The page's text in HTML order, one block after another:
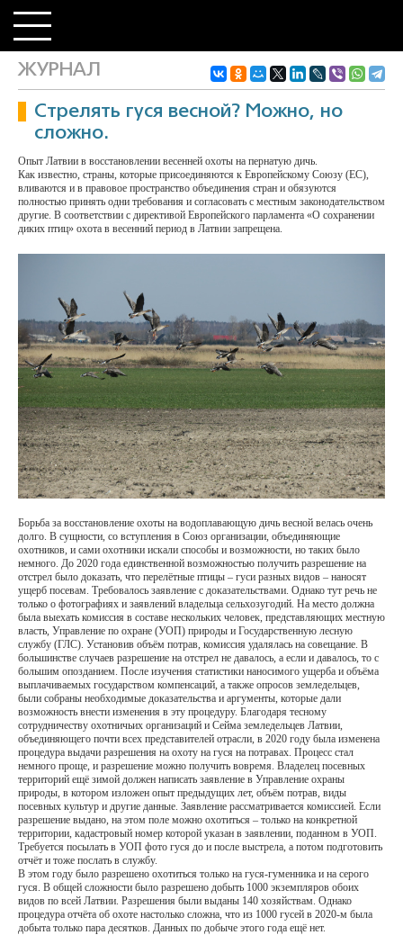
ЖУРНАЛ
Стрелять гуся весной? Можно, но
сложно.
Опыт Латвии в восстановлении весенней охоты на пернатую дичь.
Как известно, страны, которые присоединяются к Европейскому Союзу (ЕС),
вливаются и в правовое пространство объединения стран и обязуются
полностью принять одни требования и согласовать с местным законодательством
другие. В соответствии с директивой Европейского парламента «О сохранении
диких птиц» охота в весенний период в Латвии запрещена.
Борьба за восстановление охоты на водоплавающую дичь весной велась очень
долго. В сущности, со вступления в Союз организации, объединяющие
охотников, и сами охотники искали способы и возможности, но таких было
немного. До 2020 года единственной возможностью получить разрешение на
отстрел было доказать, что перелётные птицы – гуси разных видов – наносят
ущерб посевам. Требовалось заявление с доказательствами. Однако тут речь не
только о фотографиях и заявлений владельца сельхозугодий. На место должна
была выехать комиссия в составе нескольких человек, представляющих местную
власть, Управление по охране (УОП) природы и Государственную лесную
службу (ГЛС). Установив объём потрав, комиссия удалялась на совещание. В
большинстве случаев разрешение на отстрел не давалось, а если и давалось, то с
большим опозданием. После изучения статистики наносимого ущерба и объёма
выплачиваемых государством компенсаций, а также опросов земледельцев,
были собраны необходимые доказательства и аргументы, которые дали
возможность внести изменения в эту процедуру. Благодаря тесному
сотрудничеству охотничьих организаций и Сейма земледельцев Латвии,
объединяющего почти всех представителей отрасли, в 2020 году была изменена
процедура выдачи разрешения на охоту на гуся на потравах. Процесс стал
немного проще, и разрешение можно получить вовремя. Владелец посевных
территорий ещё зимой должен написать заявление в Управление охраны
природы, в котором изложен опыт предыдущих лет, объём потрав, виды
посевных культур и другие данные. Заявление рассматривается комиссией. Если
разрешение выдано, на этом поле можно охотиться – только на конкретной
территории, кадастровый номер которой указан в заявлении, поданном в УОП.
Требуется посылать в УОП фото гуся до и после выстрела, а потом подготовить
отчёт и тоже послать в службу.
В этом году было разрешено охотиться только на гуся-гуменника и на серого
гуся. В общей сложности было разрешено добыть 1000 экземпляров обоих
видов по всей Латвии. Разрешения были выданы 140 хозяйствам. Однако
процедура отчёта об охоте настолько сложна, что из 1000 гусей в 2020-м была
добыта только пара десятков. Данных по добыче этого года ещё нет.